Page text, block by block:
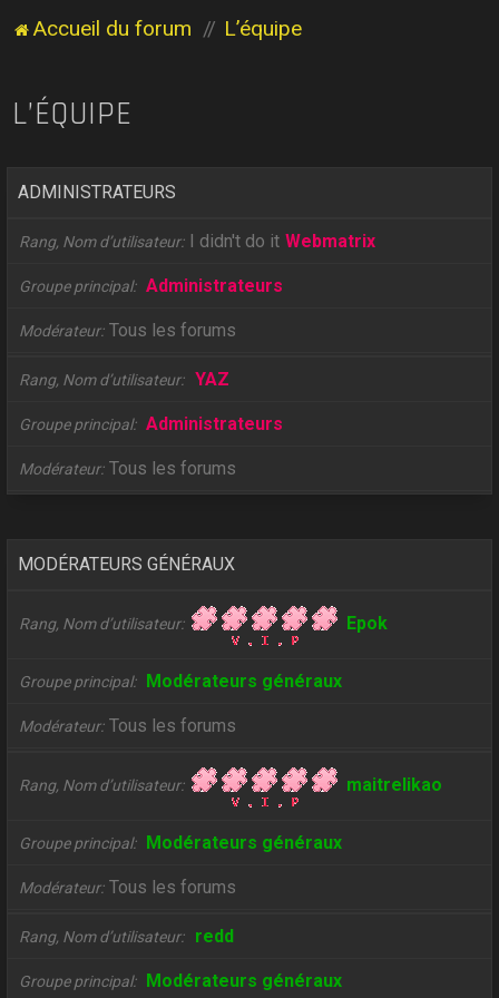
Accueil du forum L’équipe
L’ÉQUIPE
ADMINISTRATEURS
Rang, Nom d’utilisateur I didn't do it Webmatrix
Groupe principal Administrateurs
Modérateur Tous les forums
Rang, Nom d’utilisateur YAZ
Groupe principal Administrateurs
Modérateur Tous les forums
MODÉRATEURS GÉNÉRAUX
Rang, Nom d’utilisateur Epok
Groupe principal Modérateurs généraux
Modérateur Tous les forums
Rang, Nom d’utilisateur maitrelikao
Groupe principal Modérateurs généraux
Modérateur Tous les forums
Rang, Nom d’utilisateur redd
Groupe principal Modérateurs généraux